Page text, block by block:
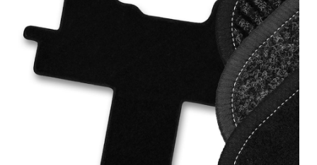
the
images
gallery